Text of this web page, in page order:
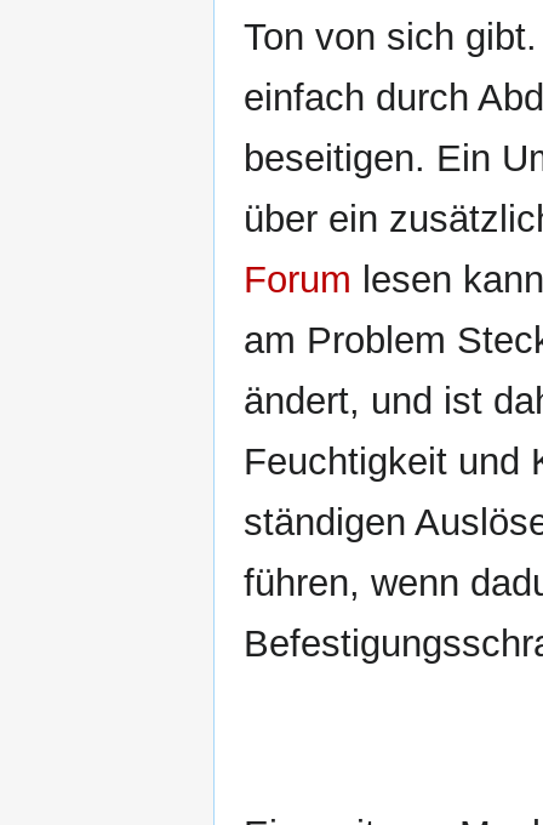
Ton von sich
einfach durch
beseitigen. Ein
über ein
Forum lesen
am Problem
ändert, und ist
Feuchtigkeit und
ständigen
führen, wenn